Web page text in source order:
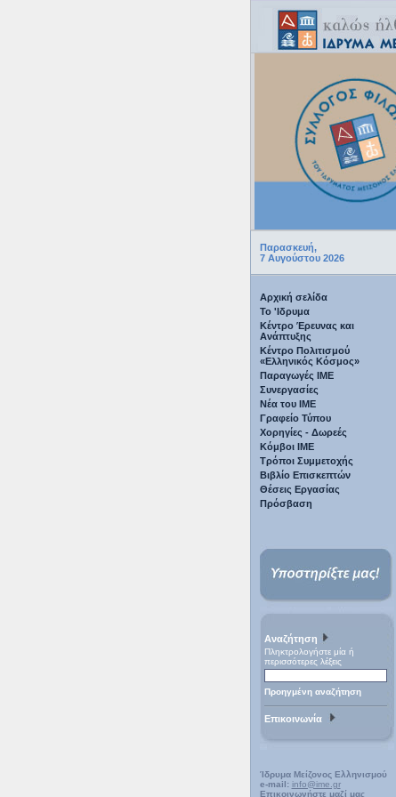
Παρασκευή,
7 Αυγούστου 2026
Αρχική σελίδα
Το 'Ιδρυμα
Κέντρο Έρευνας και
Ανάπτυξης
Κέντρο Πολιτισμού
«Ελληνικός Κόσμος»
Παραγωγές IME
Συνεργασίες
Νέα του ΙΜΕ
Γραφείο Τύπου
Χορηγίες - Δωρεές
Κόμβοι ΙΜΕ
Τρόποι Συμμετοχής
Βιβλίο Επισκεπτών
Θέσεις Εργασίας
Πρόσβαση
Αναζήτηση
Πληκτρολογήστε μία ή
περισσότερες λέξεις
Προηγμένη αναζήτηση
Επικοινωνία
Ίδρυμα Μείζονος Ελληνισμού
e-mail: info@ime.gr
Επικοινωνήστε μαζί μας